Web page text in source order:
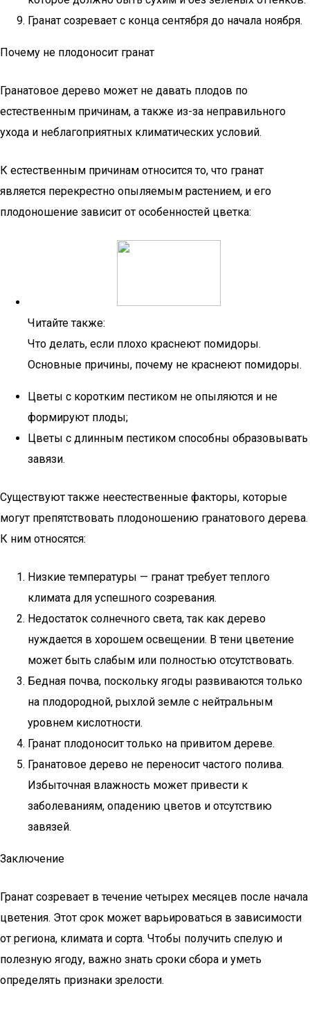
Гранат созревает с конца сентября до начала ноября.
Почему не плодоносит гранат
Гранатовое дерево может не давать плодов по
естественным причинам, а также из-за неправильного
ухода и неблагоприятных климатических условий.
К естественным причинам относится то, что гранат
является перекрестно опыляемым растением, и его
плодоношение зависит от особенностей цветка:
Читайте также:
Что делать, если плохо краснеют помидоры.
Основные причины, почему не краснеют помидоры.
Цветы с коротким пестиком не опыляются и не
формируют плоды;
Цветы с длинным пестиком способны образовывать
завязи.
Существуют также неестественные факторы, которые
могут препятствовать плодоношению гранатового дерева.
К ним относятся:
Низкие температуры — гранат требует теплого
климата для успешного созревания.
Недостаток солнечного света, так как дерево
нуждается в хорошем освещении. В тени цветение
может быть слабым или полностью отсутствовать.
Бедная почва, поскольку ягоды развиваются только
на плодородной, рыхлой земле с нейтральным
уровнем кислотности.
Гранат плодоносит только на привитом дереве.
Гранатовое дерево не переносит частого полива.
Избыточная влажность может привести к
заболеваниям, опадению цветов и отсутствию
завязей.
Заключение
Гранат созревает в течение четырех месяцев после начала
цветения. Этот срок может варьироваться в зависимости
от региона, климата и сорта. Чтобы получить спелую и
полезную ягоду, важно знать сроки сбора и уметь
определять признаки зрелости.